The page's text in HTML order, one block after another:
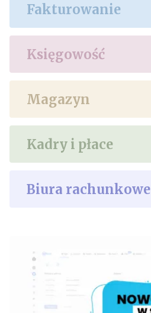
Fakturowanie
Księgowość
Magazyn
Kadry i płace
Biura rachunkowe